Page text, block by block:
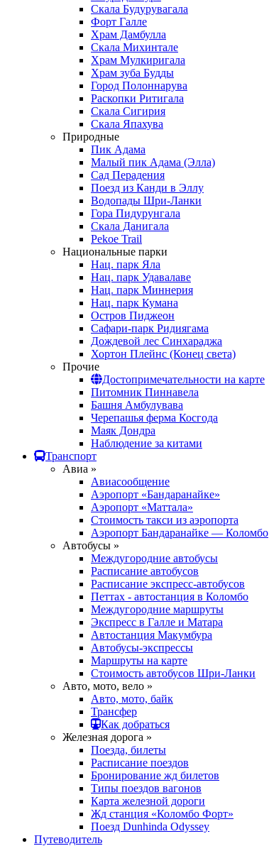
Скала Будурувагала
Форт Галле
Храм Дамбулла
Скала Михинтале
Храм Мулкиригала
Храм зуба Будды
Город Полоннарува
Раскопки Ритигала
Скала Сигирия
Скала Япахува
Природные
Пик Адама
Малый пик Адама (Элла)
Сад Перадения
Поезд из Канди в Эллу
Водопады Шри-Ланки
Гора Пидурунгала
Скала Данигала
Pekoe Trail
Национальные парки
Нац. парк Яла
Нац. парк Удавалаве
Нац. парк Миннерия
Нац. парк Кумана
Остров Пиджеон
Сафари-парк Ридиягама
Дождевой лес Синхараджа
Хортон Плейнс (Конец света)
Прочие
Достопримечательности на карте
Питомник Пиннавела
Башня Амбулувава
Черепашья ферма Косгода
Маяк Дондра
Наблюдение за китами
Транспорт
Авиа »
Авиасообщение
Аэропорт «Бандаранайке»
Аэропорт «Маттала»
Стоимость такси из аэропорта
Аэропорт Бандаранайке — Коломбо
Автобусы »
Междугородние автобусы
Расписание автобусов
Расписание экспресс-автобусов
Петтах - автостанция в Коломбо
Междугородние маршруты
Экспресс в Галле и Матара
Автостанция Макумбура
Автобусы-экспрессы
Маршруты на карте
Стоимость автобусов Шри-Ланки
Авто, мото, вело »
Авто, мото, байк
Трансфер
Как добраться
Железная дорога »
Поезда, билеты
Расписание поездов
Бронирование жд билетов
Типы поездов вагонов
Карта железной дороги
Жд станция «Коломбо Форт»
Поезд Dunhinda Odyssey
Путеводитель